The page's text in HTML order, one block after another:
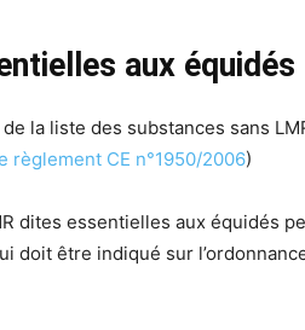
aux équidés
de la liste des substances sans
règlement CE n°1950/2006)
dites essentielles aux équidés
doit être indiqué sur